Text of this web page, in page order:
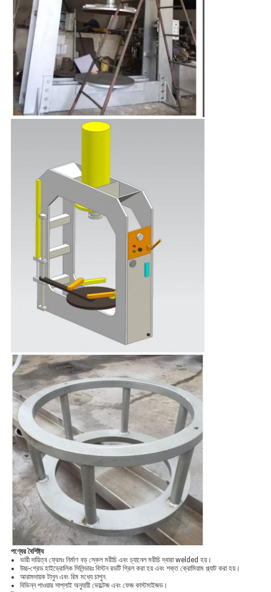
পণ্যের বৈশিষ্ট্য
ভারী দায়িত্ব ফ্রেমঃ নির্মাণ বড় স্কেল মরীচি এবং চ্যানেল মরীচি দ্বারা welded হয়।
উচ্চ-গ্রেড হাইড্রোলিক সিলিন্ডারঃ বিস্টন রডটি গ্রিল করা হয় এবং শক্ত ক্রোমিয়াম প্ল্যাট করা হয়।
আরামদায়ক টানুন এবং রিম মধ্যে চাপুন.
বিভিন্ন পাওয়ার সাপ্লাই অনুযায়ী ভোল্টেজ এবং ফেজ কাস্টমাইজড।